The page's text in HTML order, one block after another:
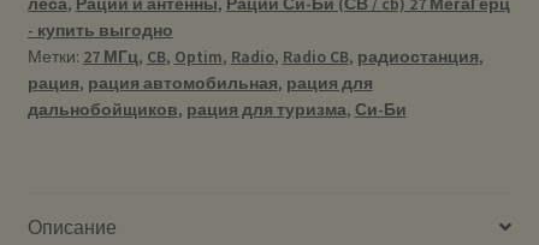
- купить выгодно
Метки: 27 МГц, CB, Optim, Radio, Radio CB, радиостанция,
рация, рация автомобильная, рация для
дальнобойщиков, рация для туризма, Си-Би
Описание